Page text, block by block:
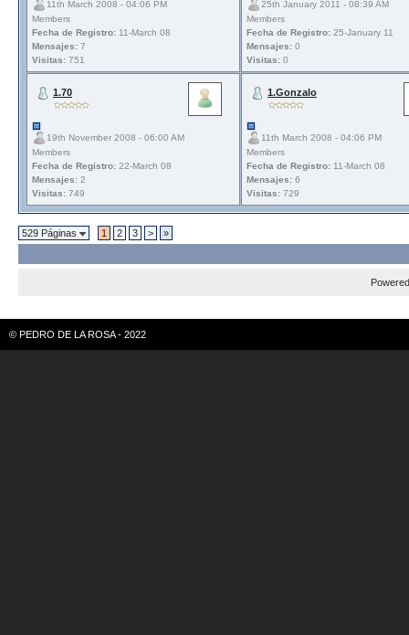
11th March 2008 - 04:06 PM
Members
Fecha de Registro: 11-March 08
Mensajes: 7
Visitas: 751
25th January 2011 - 08:39 AM
Members
Fecha de Registro: 25-January 11
Mensajes: 0
Visitas: 0
1.70
19th November 2008 - 06:00 AM
Members
Fecha de Registro: 22-March 08
Mensajes: 2
Visitas: 749
1.Gonzalo
11th March 2008 - 04:06 PM
Members
Fecha de Registro: 11-March 08
Mensajes: 6
Visitas: 729
529 Páginas 1 2 3 > »
© PEDRO DE LA ROSA - 2022